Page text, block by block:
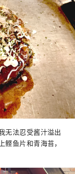
无法忍受酱汁溢出
鱼片和青海苔，